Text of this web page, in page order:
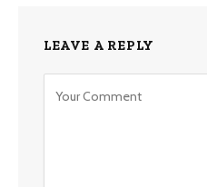
LEAVE A REPLY